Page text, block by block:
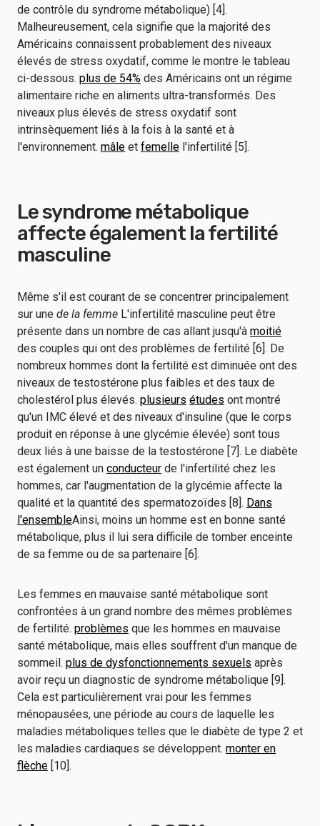
de contrôle du syndrome métabolique) [4].
Malheureusement, cela signifie que la majorité des
Américains connaissent probablement des niveaux
élevés de stress oxydatif, comme le montre le tableau
ci-dessous. plus de 54% des Américains ont un régime
alimentaire riche en aliments ultra-transformés. Des
niveaux plus élevés de stress oxydatif sont
intrinsèquement liés à la fois à la santé et à
l'environnement. mâle et femelle l'infertilité [5].
Le syndrome métabolique
affecte également la fertilité
masculine
Même s'il est courant de se concentrer principalement
sur une de la femme L'infertilité masculine peut être
présente dans un nombre de cas allant jusqu'à moitié
des couples qui ont des problèmes de fertilité [6]. De
nombreux hommes dont la fertilité est diminuée ont des
niveaux de testostérone plus faibles et des taux de
cholestérol plus élevés. plusieurs études ont montré
qu'un IMC élevé et des niveaux d'insuline (que le corps
produit en réponse à une glycémie élevée) sont tous
deux liés à une baisse de la testostérone [7]. Le diabète
est également un conducteur de l'infertilité chez les
hommes, car l'augmentation de la glycémie affecte la
qualité et la quantité des spermatozoïdes [8]. Dans
l'ensembleAinsi, moins un homme est en bonne santé
métabolique, plus il lui sera difficile de tomber enceinte
de sa femme ou de sa partenaire [6].
Les femmes en mauvaise santé métabolique sont
confrontées à un grand nombre des mêmes problèmes
de fertilité. problèmes que les hommes en mauvaise
santé métabolique, mais elles souffrent d'un manque de
sommeil. plus de dysfonctionnements sexuels après
avoir reçu un diagnostic de syndrome métabolique [9].
Cela est particulièrement vrai pour les femmes
ménopausées, une période au cours de laquelle les
maladies métaboliques telles que le diabète de type 2 et
les maladies cardiaques se développent. monter en
flèche [10].